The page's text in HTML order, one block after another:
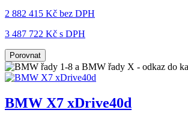
2 882 415 Kč bez DPH
3 487 722 Kč s DPH
Porovnat
BMW X7 xDrive40d